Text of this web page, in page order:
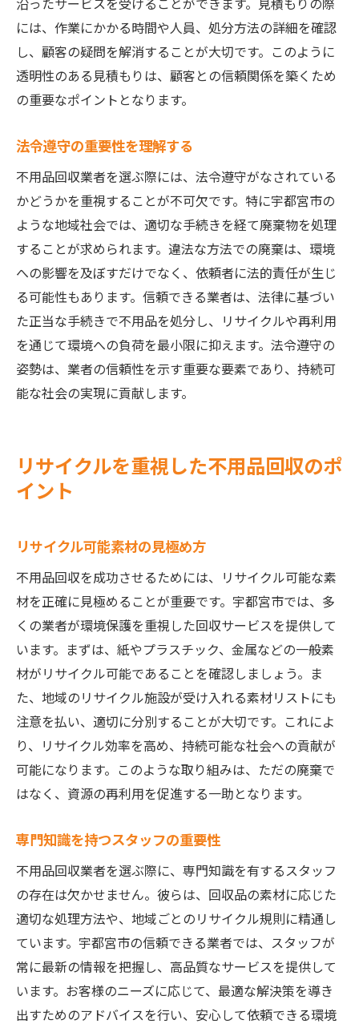
には、作業にかかる時間や人員、処分方法の詳細を確認
し、顧客の疑問を解消することが大切です。このように
透明性のある見積もりは、顧客との信頼関係を築くため
の重要なポイントとなります。
法令遵守の重要性を理解する
不用品回収業者を選ぶ際には、法令遵守がなされている
かどうかを重視することが不可欠です。特に宇都宮市の
ような地域社会では、適切な手続きを経て廃棄物を処理
することが求められます。違法な方法での廃棄は、環境
への影響を及ぼすだけでなく、依頼者に法的責任が生じ
る可能性もあります。信頼できる業者は、法律に基づい
た正当な手続きで不用品を処分し、リサイクルや再利用
を通じて環境への負荷を最小限に抑えます。法令遵守の
姿勢は、業者の信頼性を示す重要な要素であり、持続可
能な社会の実現に貢献します。
リサイクルを重視した不用品回収のポ
イント
リサイクル可能素材の見極め方
不用品回収を成功させるためには、リサイクル可能な素
材を正確に見極めることが重要です。宇都宮市では、多
くの業者が環境保護を重視した回収サービスを提供して
います。まずは、紙やプラスチック、金属などの一般素
材がリサイクル可能であることを確認しましょう。ま
た、地域のリサイクル施設が受け入れる素材リストにも
注意を払い、適切に分別することが大切です。これによ
り、リサイクル効率を高め、持続可能な社会への貢献が
可能になります。このような取り組みは、ただの廃棄で
はなく、資源の再利用を促進する一助となります。
専門知識を持つスタッフの重要性
不用品回収業者を選ぶ際に、専門知識を有するスタッフ
の存在は欠かせません。彼らは、回収品の素材に応じた
適切な処理方法や、地域ごとのリサイクル規則に精通し
ています。宇都宮市の信頼できる業者では、スタッフが
常に最新の情報を把握し、高品質なサービスを提供して
います。お客様のニーズに応じて、最適な解決策を導き
出すためのアドバイスを行い、安心して依頼できる環境